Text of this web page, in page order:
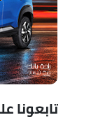
تابعونا